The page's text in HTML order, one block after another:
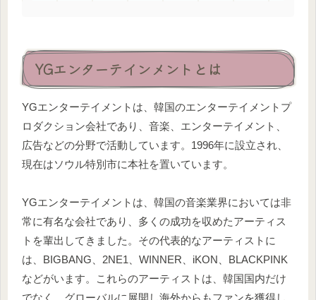
YGエンターテインメントとは
YGエンターテイメントは、韓国のエンターテイメントプ
ロダクション会社であり、音楽、エンターテイメント、
広告などの分野で活動しています。1996年に設立され、
現在はソウル特別市に本社を置いています。
YGエンターテイメントは、韓国の音楽業界においては非
常に有名な会社であり、多くの成功を収めたアーティス
トを輩出してきました。その代表的なアーティストに
は、BIGBANG、2NE1、WINNER、iKON、BLACKPINK
などがいます。これらのアーティストは、韓国国内だけ